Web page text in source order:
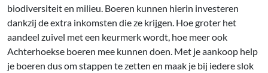
biodiversiteit en milieu. Boeren kunnen hierin investeren
dankzij de extra inkomsten die ze krijgen. Hoe groter het
aandeel zuivel met een keurmerk wordt, hoe meer ook
Achterhoekse boeren mee kunnen doen. Met je aankoop help
je boeren dus om stappen te zetten en maak je bij iedere slok